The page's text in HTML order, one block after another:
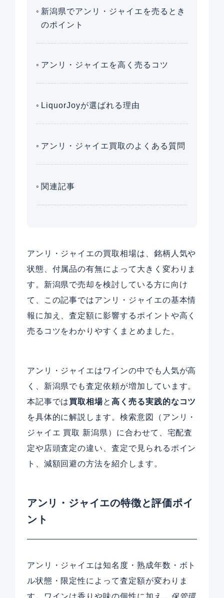
新潟県でアンリ・ジャイエを売るとき
のポイント
アンリ・ジャイエを高く売るコツ
LiquorJoyが選ばれる理由
アンリ・ジャイエ買取のよくある質問
関連記事
アンリ・ジャイエの買取相場は、銘柄人気や
状態、付属品の有無によって大きく変わりま
す。新潟県で売却を検討している方に向け
て、この記事ではアンリ・ジャイエの基本情
報に加え、査定額に影響するポイントや高く
売るコツをわかりやすくまとめました。
アンリ・ジャイエはワインの中でも人気が高
く、新潟県でも査定依頼が増加しています。
本記事では買取相場と高く売る実践的なコツ
を具体的に解説します。検索意図（アンリ・
ジャイエ 買取 新潟県）に合わせて、宅配査
定や店頭査定の違い、査定で見られるポイン
ト、減額回避の方法を紹介します。
アンリ・ジャイエの特徴と評価ポイ
ント
アンリ・ジャイエは知名度・熟成年数・ボト
ル状態・限定性によって査定額が変わりま
す。ワインは香りや味の個性に加え、 保管環